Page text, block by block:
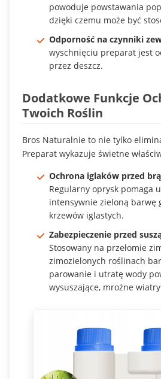
powoduje powstawania
dzięki czemu może być
Odporność na czynniki
wyschnięciu preparat jest
przez deszcz.
Dodatkowe Funkcje
Twoich Roślin
Bros Naturalnie to nie tylko
Preparat wykazuje świetne
Ochrona iglaków przed
Regularny oprysk pomaga
intensywnie zieloną barwę
krzewów iglastych.
Zabezpieczenie przed
Stosowany na przełomie
zimozielonych roślinach
parowanie i utratę wody
wysuszające, mroźne